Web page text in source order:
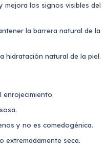
mejora los signos visibles del
la barrera natural de la
hidratación natural de la piel.
enrojecimiento.
y no es comedogénica.
extremadamente seca.